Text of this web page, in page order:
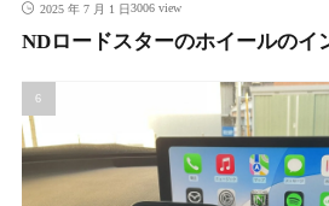
2025 年 7 月 1 日3006 view
NDロードスターのホイールのイ